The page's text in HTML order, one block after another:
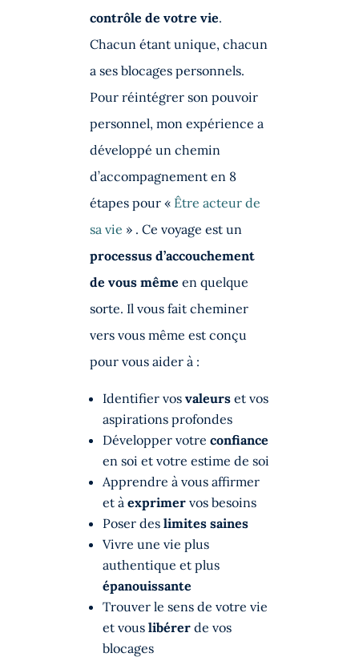
contrôle de votre vie.
Chacun étant unique, chacun
a ses blocages personnels.
Pour réintégrer son pouvoir
personnel, mon expérience a
développé un chemin
d’accompagnement en 8
étapes pour « Être acteur de
sa vie » . Ce voyage est un
processus d’accouchement
de vous même en quelque
sorte. Il vous fait cheminer
vers vous même est conçu
pour vous aider à :
Identifier vos valeurs et vos
aspirations profondes
Développer votre confiance
en soi et votre estime de soi
Apprendre à vous affirmer
et à exprimer vos besoins
Poser des limites saines
Vivre une vie plus
authentique et plus
épanouissante
Trouver le sens de votre vie
et vous libérer de vos
blocages